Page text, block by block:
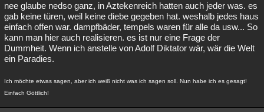
Astronomie Helpdesk Gruppen Gaming Filme
Musik Clash Verbesserungen Allmystery English
Übersichten
Lesenswert
nee glaube nedso ganz, in Aztekenreich hatten auch jeder was. es
gab keine türen, weil keine diebe gegeben hat. weshalb jedes haus
einfach offen war. dampfbäder, tempels waren für alle da usw... So
kann man hier auch realisieren. es ist nur eine Frage der
Dummheit. Wenn ich anstelle von Adolf Diktator wär, wär die Welt
ein Paradies.
Ich möchte etwas sagen, aber ich weiß nicht was ich sagen soll. Nun habe ich es gesagt!
Einfach Göttlich!